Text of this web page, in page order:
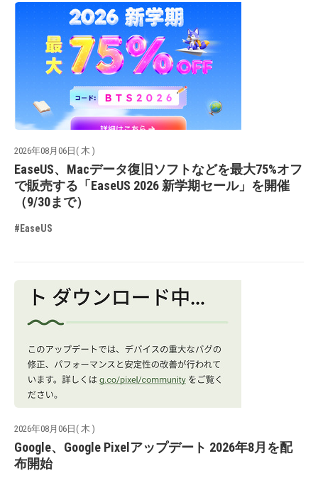
2026年08月06日( 木 )
EaseUS、Macデータ復旧ソフトなどを最大75%オフ
で販売する「EaseUS 2026 新学期セール」を開催
（9/30まで）
#EaseUS
2026年08月06日( 木 )
Google、Google Pixelアップデート 2026年8月を配
布開始